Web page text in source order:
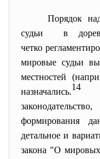
Порядок
судьи в
четко
мировые судьи
местностей
назначались.14
формирования
детальное и
закона "О